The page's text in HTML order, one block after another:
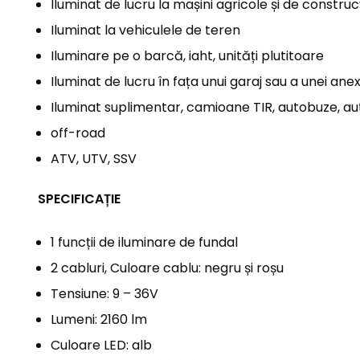
Iluminat de lucru la mașini agricole și de
Iluminat la vehiculele de teren
Iluminare pe o barcă, iaht, unități plutitoare
Iluminat de lucru în fața unui garaj sau a unei
Iluminat suplimentar, camioane TIR, autobuze,
off-road
ATV, UTV, SSV
SPECIFICAȚIE
1 funcții de iluminare de fundal
2 cabluri, Culoare cablu: negru și roșu
Tensiune: 9 – 36V
Lumeni: 2160 lm
Culoare LED: alb